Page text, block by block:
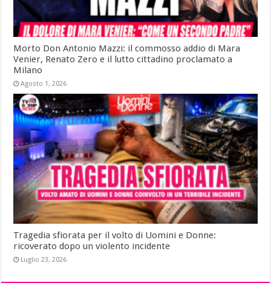
Morto Don Antonio Mazzi: il commosso addio di Mara
Venier, Renato Zero e il lutto cittadino proclamato a
Milano
Agosto 1, 2026
Tragedia sfiorata per il volto di Uomini e Donne:
ricoverato dopo un violento incidente
Luglio 23, 2026